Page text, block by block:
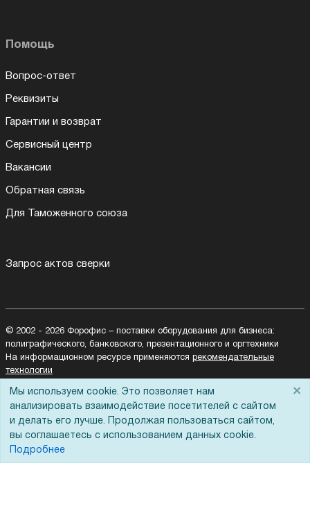
Помощь
Вопрос-ответ
Реквизиты
Гарантии и возврат
Сервисный центр
Вакансии
Обратная связь
Для Таможенного союза
Запрос актов сверки
© 2002 - 2026 Форофис – поставки оборудования для бизнеса:
полиграфического, банковского, презентационного и оргтехники
На информационном ресурсе применяются рекомендательные
технологии
соответствуетполитике обработки данных
Политика обработки персональных данных
Согласие на обработку персональных данных
Мы используем cookie. Это позволяет нам
анализировать взаимодействие посетителей с сайтом
и делать его лучше. Продолжая пользоваться сайтом,
вы соглашаетесь с использованием данных cookie.
Подробнее
×